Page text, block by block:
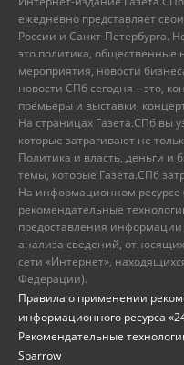
ежедневно представляет
России и Санкт-Петербурга.
это политика, общественные
мероприятия, новости
новости СПб сегодня – это,
премьеры и выставки,
На страницах Газета.СПб вы
которые затрагивают не
Политика и власть, деньги и
темы, которые Газета.СПб
На информационном ресурсе
рекомендательные
предоставления
анализа сведений,
сети «Интернет»,
Федерации).
Правила о применении
информационного ресурса
Рекомендательные
Sparrow